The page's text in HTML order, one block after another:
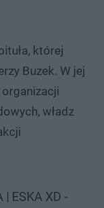
której
Buzek. W jej
władz
ESKA XD -